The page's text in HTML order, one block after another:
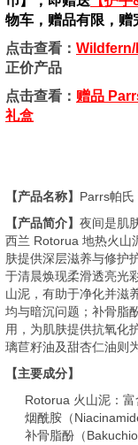
物车，赠品有限，赠
点击查看： Wildfern/
正价产品
点击查看： 赠品
礼盒
【产品名称】 Parrs帕
【产品简介】 夜间是肌
西兰 Rotorua 地热火山
肤提供深层滋养与修护
于清晨焕现柔滑透亮光
山泥，有助于净化并滋
均与暗沉问题；补骨脂
用，为肌肤提供抗氧化
璃苣籽油及甜杏仁油则
【主要成分】
Rotorua 火山泥：
烟酰胺（
补骨脂酚（